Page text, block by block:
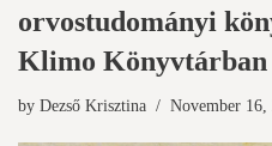
orvostudományi
Klimo Könyvtárban
by Dezső Krisztina November 16,